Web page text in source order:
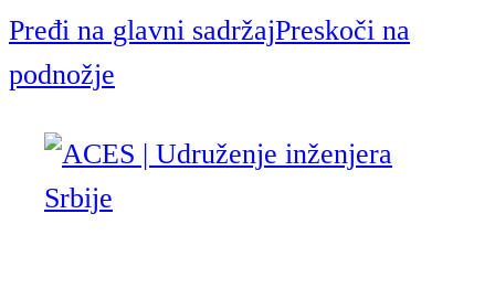
Pređi na glavni sadržajPreskoči na
podnožje